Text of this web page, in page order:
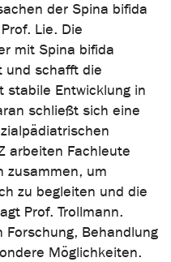
der Spina bifida
Lie. Die
mit Spina bifida
und schafft die
stabile Entwicklung in
schließt sich eine
arbeiten Fachleute
zusammen, um
zu begleiten und die
Prof. Trollmann.
Forschung, Behandlung
Möglichkeiten.